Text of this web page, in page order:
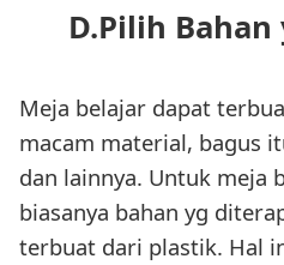
D.Pilih
Meja belajar dapat
macam material, bagus
dan lainnya. Untuk meja
biasanya bahan yg
terbuat dari plastik. Hal